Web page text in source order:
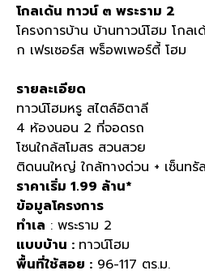
โกลเด้น ทาวน์ ๓ พระราม 2
โครงการบ้าน บ้านทาวน์โฮม โกล
ก เฟรเซอร์ส พร็อพเพอร์ตี้ โฮม
รายละเอียด
ทาวน์โฮมหรู สไตล์อิตาลี
4 ห้องนอน 2 ที่จอดรถ
โซนใกล้สโมสร สวนสวย
ติดนนใหญ่ ใกล้ทางด่วน + เซ็นทรัล
ราคาเริ่ม 1.99 ล้าน*
ข้อมูลโครงการ
ทำเล : พระราม 2
แบบบ้าน : ทาวน์โฮม
พื้นที่ใช้สอย : 96-117 ตร.ม.